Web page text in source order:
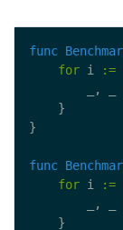
func
for i :=
_, _
func
for i :=
_, _